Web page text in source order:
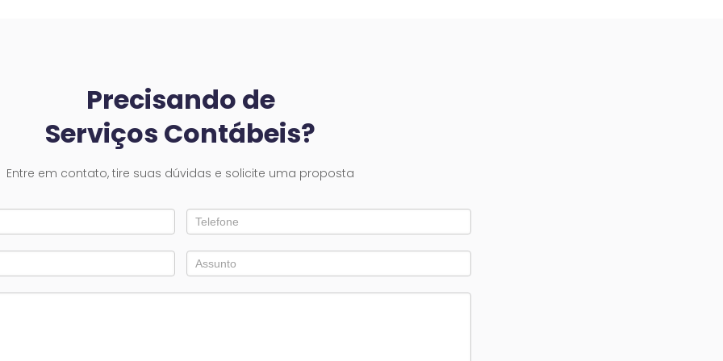
Precisando de
Serviços Contábeis?
Entre em contato, tire suas dúvidas e solicite uma proposta